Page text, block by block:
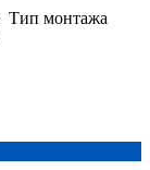
Тип монтажа